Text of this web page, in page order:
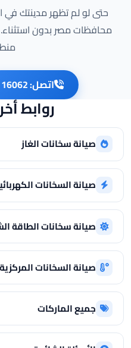
حتى لو لم تظهر مدينتك في
محافظات مصر بدون
اتصل: 16062
روابط
صيانة سخانات الغاز
صيانة السخانات
صيانة سخانات الطاقة
صيانة السخانات المركزية
جميع الماركات